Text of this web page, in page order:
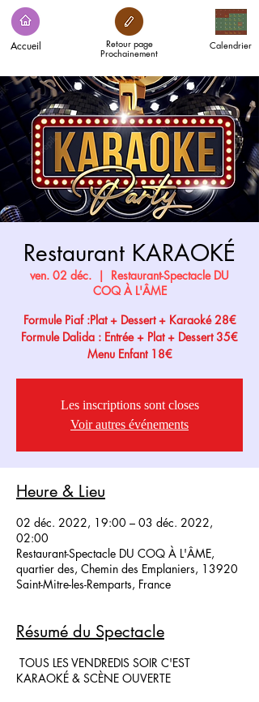
Accueil Calendrier
Retour page
Prochainement
Restaurant KARAOKÉ
ven. 02 déc.
  |
Restaurant-Spectacle DU
COQ À L'ÂME
Formule Piaf :Plat + Dessert + Karaoké 28€
Formule Dalida : Entrée + Plat + Dessert 35€
Menu Enfant 18€
Les inscriptions sont closes
Voir autres événements
Heure & Lieu
02 déc. 2022, 19:00 – 03 déc. 2022,
02:00
Restaurant-Spectacle DU COQ À L'ÂME,
quartier des, Chemin des Emplaniers, 13920
Saint-Mitre-les-Remparts, France
Résumé du Spectacle
TOUS LES VENDREDIS SOIR C'EST
KARAOKÉ & SCÈNE OUVERTE